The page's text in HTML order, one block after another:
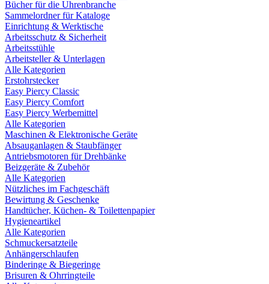
Bücher für die Uhrenbranche
Sammelordner für Kataloge
Einrichtung & Werktische
Arbeitsschutz & Sicherheit
Arbeitsstühle
Arbeitsteller & Unterlagen
Alle Kategorien
Erstohrstecker
Easy Piercy Classic
Easy Piercy Comfort
Easy Piercy Werbemittel
Alle Kategorien
Maschinen & Elektronische Geräte
Absauganlagen & Staubfänger
Antriebsmotoren für Drehbänke
Beizgeräte & Zubehör
Alle Kategorien
Nützliches im Fachgeschäft
Bewirtung & Geschenke
Handtücher, Küchen- & Toilettenpapier
Hygieneartikel
Alle Kategorien
Schmuckersatzteile
Anhängerschlaufen
Binderinge & Biegeringe
Brisuren & Ohrringteile